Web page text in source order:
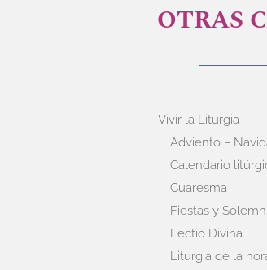
OTRAS
Vivir la Liturgia
Adviento –
Calendario
Cuaresma
Fiestas y
Lectio Divina
Liturgia de la